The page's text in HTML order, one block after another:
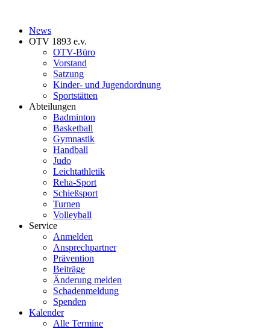
News
OTV 1893 e.v.
OTV-Büro
Vorstand
Satzung
Kinder- und Jugendordnung
Sportstätten
Abteilungen
Badminton
Basketball
Gymnastik
Handball
Judo
Leichtathletik
Reha-Sport
Schießsport
Turnen
Volleyball
Service
Anmelden
Ansprechpartner
Prävention
Beiträge
Änderung melden
Schadenmeldung
Spenden
Kalender
Alle Termine